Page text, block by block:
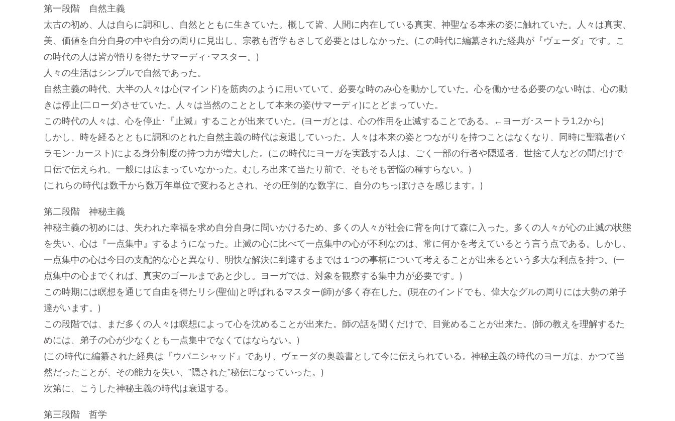
第一段階 自然主義
太古の初め、人は自らに調和し、自然とともに生きていた。概して皆、人間に内在している真実、神聖なる本来の姿に触れていた。人々は真実、
美、価値を自分自身の中や自分の周りに見出し、宗教も哲学もさして必要とはしなかった。(この時代に編纂された経典が『ヴェーダ』です。こ
の時代の人は皆が悟りを得たサマーディ･マスター。)
人々の生活はシンプルで自然であった。
自然主義の時代、大半の人々は心(マインド)を筋肉のように用いていて、必要な時のみ心を動かしていた。心を働かせる必要のない時は、心の動
きは停止(二ローダ)させていた。人々は当然のこととして本来の姿(サマーディ)にとどまっていた。
この時代の人々は、心を停止･『止滅』することが出来ていた。(ヨーガとは、心の作用を止滅することである。←ヨーガ･スートラ1,2から)
しかし、時を経るとともに調和のとれた自然主義の時代は衰退していった。人々は本来の姿とつながりを持つことはなくなり、同時に聖職者(バ
ラモン･カースト)による身分制度の持つ力が増大した。(この時代にヨーガを実践する人は、ごく一部の行者や隠遁者、世捨て人などの間だけで
口伝で伝えられ、一般には広まっていなかった。むしろ出来て当たり前で、そもそも苦悩の種すらない。)
(これらの時代は数千から数万年単位で変わるとされ、その圧倒的な数字に、自分のちっぽけさを感じます。)
第二段階 神秘主義
神秘主義の初めには、失われた幸福を求め自分自身に問いかけるため、多くの人々が社会に背を向けて森に入った。多くの人々が心の止滅の状態
を失い、心は『一点集中』するようになった。止滅の心に比べて一点集中の心が不利なのは、常に何かを考えているとう言う点である。しかし、
一点集中の心は今日の支配的な心と異なり、明快な解決に到達するまでは１つの事柄について考えることが出来るという多大な利点を持つ。(一
点集中の心までくれば、真実のゴールまであと少し。ヨーガでは、対象を観察する集中力が必要です。)
この時期には瞑想を通じて自由を得たリシ(聖仙)と呼ばれるマスター(師)が多く存在した。(現在のインドでも、偉大なグルの周りには大勢の弟子
達がいます。)
この段階では、まだ多くの人々は瞑想によって心を沈めることが出来た。師の話を聞くだけで、目覚めることが出来た。(師の教えを理解するた
めには、弟子の心が少なくとも一点集中でなくてはならない。)
(この時代に編纂された経典は『ウパニシャッド』であり、ヴェーダの奥義書として今に伝えられている。神秘主義の時代のヨーガは、かつて当
然だったことが、その能力を失い、”隠された”秘伝になっていった。)
次第に、こうした神秘主義の時代は衰退する。
第三段階 哲学